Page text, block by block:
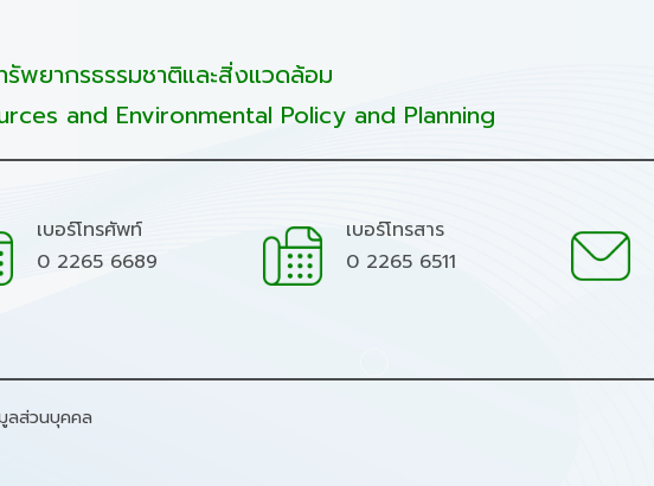
พยากรธรรมชาติและสิ่งแวดล้อม
and Environmental Policy and Planning
เบอร์โทรศัพท์
0 2265 6689
เบอร์โทรสาร
0 2265 6511
ลส่วนบุคคล